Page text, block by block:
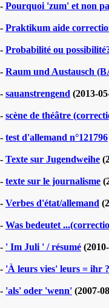
- Pourquoi 'zum' et non
- Praktikum aide
- Probabilité ou
- Raum und
- sauanstrengend (2013-
- scène de théâtre
- test d'allemand n°121796
- Texte sur Jugendweihe
- texte sur le journalisme
- Verbes d'état/allemand
- Was bedeutet
- ' Im Juli ' / résumé
- 'À leurs vies' leurs = ihr ?
- 'als' oder 'wenn' (2007-